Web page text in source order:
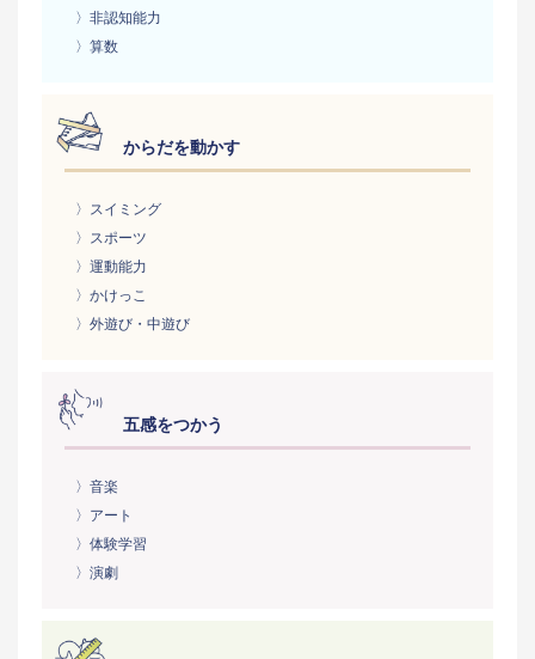
〉非認知能力
〉算数
からだを動かす
〉スイミング
〉スポーツ
〉運動能力
〉かけっこ
〉外遊び・中遊び
五感をつかう
〉音楽
〉アート
〉体験学習
〉演劇